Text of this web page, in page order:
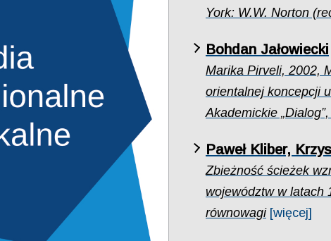
York: W.W. Norton
Bohdan Jałowiecki
Marika Pirveli, 2002,
orientalnej koncepcji
Akademickie
Paweł Kliber,
Zbieżność ścieżek
województw w latach
równowagi [więcej]